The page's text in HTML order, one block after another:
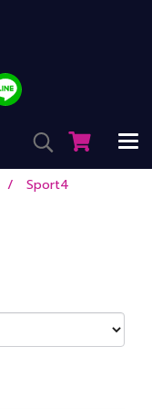
Sport4